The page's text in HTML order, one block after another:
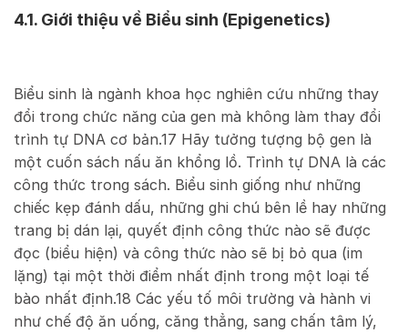
4.1. Giới thiệu về Biểu sinh (Epigenetics)
Biểu sinh là ngành khoa học nghiên cứu những thay
đổi trong chức năng của gen mà không làm thay đổi
trình tự DNA cơ bản.17 Hãy tưởng tượng bộ gen là
một cuốn sách nấu ăn khổng lồ. Trình tự DNA là các
công thức trong sách. Biểu sinh giống như những
chiếc kẹp đánh dấu, những ghi chú bên lề hay những
trang bị dán lại, quyết định công thức nào sẽ được
đọc (biểu hiện) và công thức nào sẽ bị bỏ qua (im
lặng) tại một thời điểm nhất định trong một loại tế
bào nhất định.18 Các yếu tố môi trường và hành vi
như chế độ ăn uống, căng thẳng, sang chấn tâm lý,